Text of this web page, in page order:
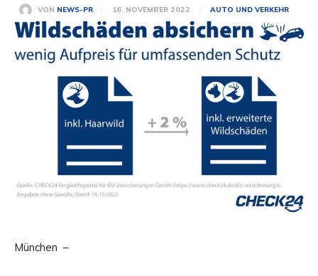
VON NEWS-PR 16. NOVEMBER 2022 AUTO UND VERKEHR
München –